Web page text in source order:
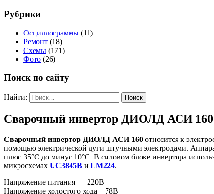
Рубрики
Осциллограммы (11)
Ремонт (18)
Схемы (171)
Фото (26)
Поиск по сайту
Найти:
Сварочный инвертор ДИОЛД АСИ 160
Сварочный инвертор ДИОЛД АСИ 160 относится к
помощью электрической дуги штучными электродами.
плюс 35°С до минус 10°С. В силовом блоке инвертора
микросхемах UC3845B и LM224.
Напряжение питания — 220В
Напряжение холостого хода – 78В